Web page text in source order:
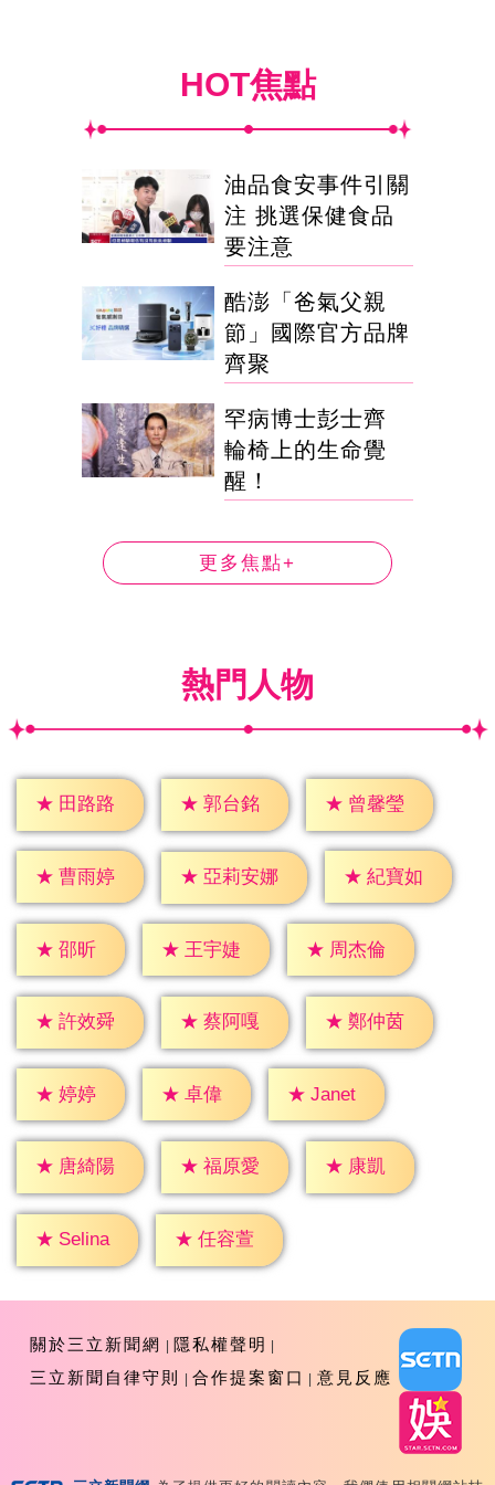
HOT焦點
油品食安事件引關
注 挑選保健食品
要注意
酷澎「爸氣父親
節」國際官方品牌
齊聚
罕病博士彭士齊
輪椅上的生命覺
醒！
更多焦點+
熱門人物
★ 田路路 ★ 郭台銘 ★ 曾馨瑩
★ 曹雨婷 ★ 亞莉安娜 ★ 紀寶如
★ 邵昕 ★ 王宇婕 ★ 周杰倫
★ 許效舜 ★ 蔡阿嘎 ★ 鄭仲茵
★ 婷婷 ★ 卓偉 ★ Janet
★ 唐綺陽 ★ 福原愛 ★ 康凱
★ Selina ★ 任容萱
關於三立新聞網
隱私權聲明
三立新聞自律守則
合作提案窗口 意見反應